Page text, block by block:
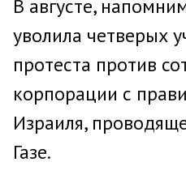
В августе,
уволила четверых
протеста против
корпорации с
Израиля,
Газе.